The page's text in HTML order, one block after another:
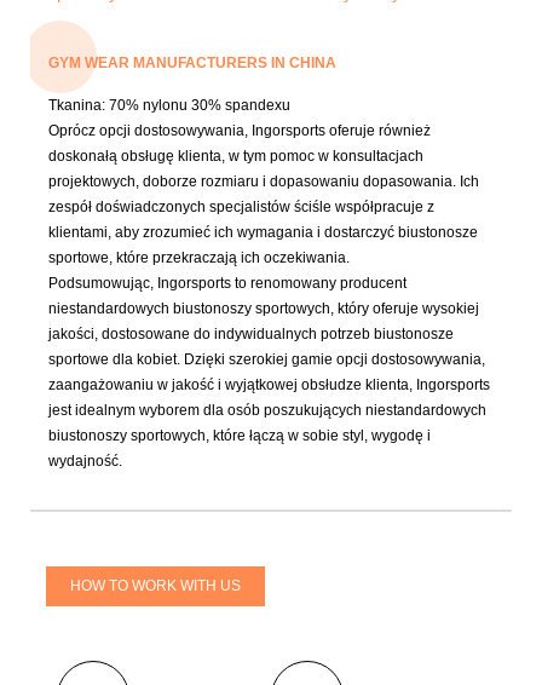
GYM WEAR MANUFACTURERS IN CHINA
Tkanina: 70% nylonu 30% spandexu
Oprócz opcji dostosowywania, Ingorsports oferuje również
doskonałą obsługę klienta, w tym pomoc w konsultacjach
projektowych, doborze rozmiaru i dopasowaniu dopasowania. Ich
zespół doświadczonych specjalistów ściśle współpracuje z
klientami, aby zrozumieć ich wymagania i dostarczyć biustonosze
sportowe, które przekraczają ich oczekiwania.
Podsumowując, Ingorsports to renomowany producent
niestandardowych biustonoszy sportowych, który oferuje wysokiej
jakości, dostosowane do indywidualnych potrzeb biustonosze
sportowe dla kobiet. Dzięki szerokiej gamie opcji dostosowywania,
zaangażowaniu w jakość i wyjątkowej obsłudze klienta, Ingorsports
jest idealnym wyborem dla osób poszukujących niestandardowych
biustonoszy sportowych, które łączą w sobie styl, wygodę i
wydajność.
HOW TO WORK WITH US